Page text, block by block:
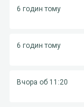
6 годин тому
6 годин тому
Вчора об 11:20